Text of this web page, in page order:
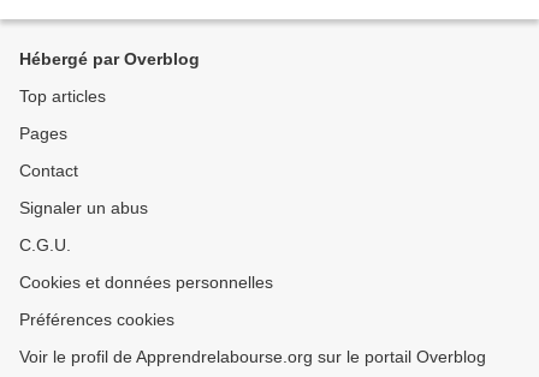
Hébergé par Overblog
Top articles
Pages
Contact
Signaler un abus
C.G.U.
Cookies et données personnelles
Préférences cookies
Voir le profil de Apprendrelabourse.org sur le portail Overblog